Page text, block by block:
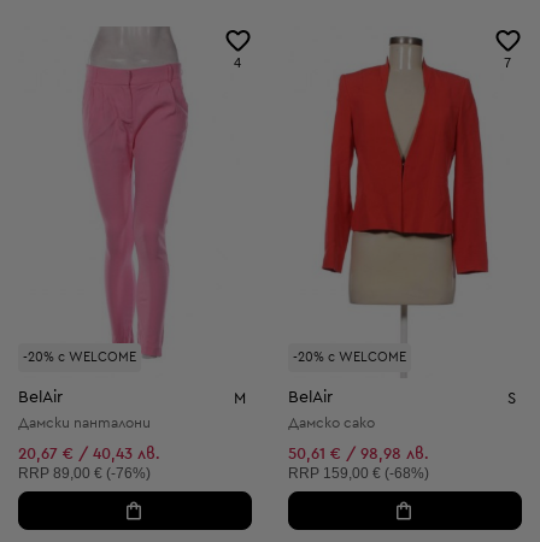
-20% с WELCOME
4
BelAir M
Дамски панталони
20,67 € / 40,43 лв.
Препоръчителна цена:
RRP 89,00 € (-76%)
-20% с WELCOME
7
BelAir S
Дамско сако
50,61 € / 98,98 лв.
Препоръчителна цена:
RRP 159,00 € (-68%)